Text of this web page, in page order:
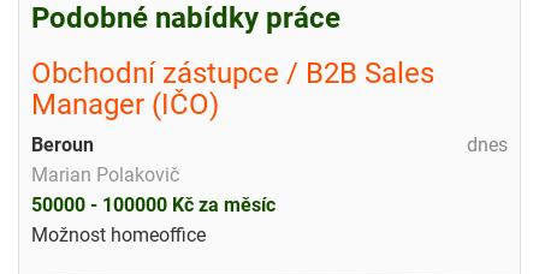
Podobné nabídky práce
Obchodní zástupce / B2B Sales
Manager (IČO)
dnes
Beroun
Marian Polakovič
50000 - 100000 Kč za měsíc
Možnost homeoffice